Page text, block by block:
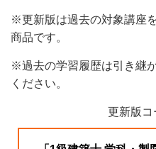
※更新版は過去の対象講座
商品です。
※過去の学習履歴は引き継
ください。
更新版コ